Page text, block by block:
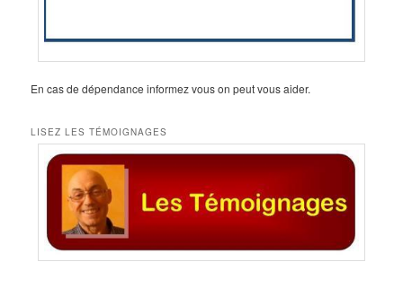
En cas de dépendance informez vous on peut vous aider.
LISEZ LES TÉMOIGNAGES